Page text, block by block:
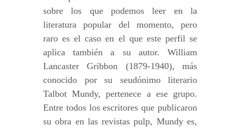
sobre los que podemos leer en la
literatura popular del momento, pero
raro es el caso en el que este perfil se
aplica también a su autor. William
Lancaster Gribbon (1879-1940), más
conocido por su seudónimo literario
Talbot Mundy, pertenece a ese grupo.
Entre todos los escritores que publicaron
su obra en las revistas pulp, Mundy es,